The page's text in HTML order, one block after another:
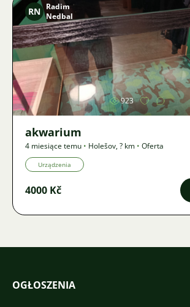
Zdjęcie
RN Radim
Nedbal
923
akwarium
4 miesiące temu • Holešov,? km • Oferta
Urządzenia
4000 Kč
OGŁOSZENIA